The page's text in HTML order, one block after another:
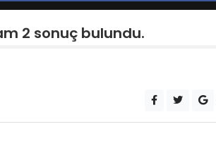
2 sonuç bulundu.